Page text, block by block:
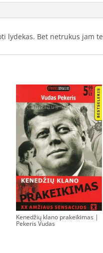
lydekas. Bet netrukus jam
Kenedžių klano prakeikimas |
Pekeris Vudas